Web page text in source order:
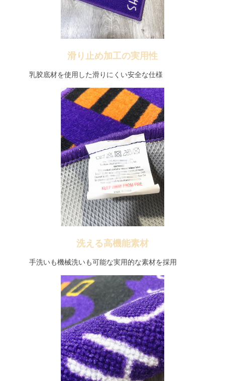
滑り止め加工の実用性
乳胶底材を使用した滑りにくい安全な仕様
洗える高機能素材
手洗いも機械洗いも可能な実用的な素材を採用